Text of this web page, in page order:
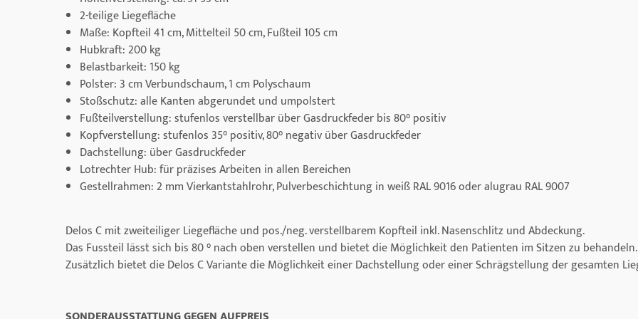
2-teilige Liegefläche
Maße: Kopfteil 41 cm, Mittelteil 50 cm, Fußteil 105 cm
Hubkraft: 200 kg
Belastbarkeit: 150 kg
Polster: 3 cm Verbundschaum, 1 cm Polyschaum
Stoßschutz: alle Kanten abgerundet und umpolstert
Fußteilverstellung: stufenlos verstellbar über Gasdruckfeder bis 80° positiv
Kopfverstellung: stufenlos 35° positiv, 80° negativ über Gasdruckfeder
Dachstellung: über Gasdruckfeder
Lotrechter Hub: für präzises Arbeiten in allen Bereichen
Gestellrahmen: 2 mm Vierkantstahlrohr, Pulverbeschichtung in weiß RAL 9016 oder alugrau RAL 9007
Delos C mit zweiteiliger Liegefläche und pos./neg. verstellbarem Kopfteil inkl. Nasenschlitz und Abdeckung.
Das Fussteil lässt sich bis 80 ° nach oben verstellen und bietet die Möglichkeit den Patienten im Sitzen zu behandeln.
Zusätzlich bietet die Delos C Variante die Möglichkeit einer Dachstellung oder einer Schrägstellung der gesamten